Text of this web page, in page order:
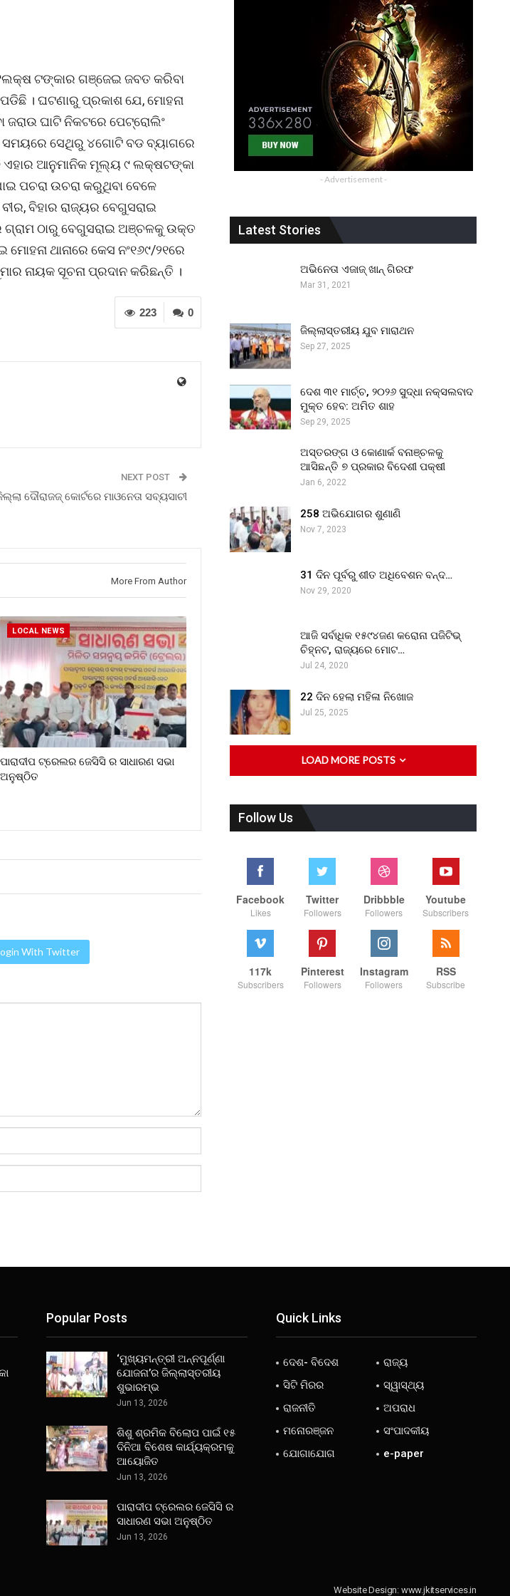
ଟଙ୍କାର ଗଞ୍ଜେଇ ଜବତ କରିବା
। ଘଟଣାରୁ ପ୍ରକାଶ ଯେ, ମୋହନା
ଜରାଉ ଘାଟି ନିକଟରେ ପେଟ୍ରୋଲିଂ
ସମୟରେ ସେଥିରୁ ୪ଗୋଟି ବଡ ବ୍ୟାଗରେ
ଏହାର ଆନୁମାନିକ ମୂଲ୍ୟ ୯ ଲକ୍ଷଟଙ୍କା
ପଚରା ଉଚରା କରୁଥିବା ବେଳେ
ବିହାର ରାଜ୍ୟର ବେଗୁସରାଇ
ଠାରୁ ବେଗୁସରାଇ ଅଞ୍ଚଳକୁ ଉକ୍ତ
ଥାନାରେ କେସ ନଂ୧୬୯/୨୧ରେ
ନାୟକ ସୂଚନା ପ୍ରଦାନ କରିଛନ୍ତି ।
0
223
NEXT POST
ଦୌରାଜଜ୍ କୋର୍ଟରେ ମାଓନେତା ସବ୍ୟସାଚୀ
More From Author
LOCAL NEWS
ପାରାଦୀପ ଟ୍ରେଲର ଜେସିସି ର ସାଧାରଣ ସଭା
ଅନୁଷ୍ଠିତ
With Twitter
- Advertisement -
Latest Stories
ଅଭିନେତା ଏଜାଜ୍ ଖାନ୍ ଗିରଫ
Mar 31, 2021
ଜିଲ୍ଲାସ୍ତରୀୟ ଯୁବ ମାରାଥନ
Sep 27, 2025
ଦେଶ ୩୧ ମାର୍ଚ୍ଚ, ୨୦୨୬ ସୁଦ୍ଧା ନକ୍ସଲବାଦ
ମୁକ୍ତ ହେବ: ଅମିତ ଶାହ
Sep 29, 2025
ଅସ୍ତରଙ୍ଗ ଓ କୋଣାର୍କ ବନାଞ୍ଚଳକୁ
ଆସିଛନ୍ତି ୭ ପ୍ରକାର ବିଦେଶୀ ପକ୍ଷୀ
Jan 6, 2022
258 ଅଭିଯୋଗର ଶୁଣାଣି
Nov 7, 2023
31 ଦିନ ପୂର୍ବରୁ ଶୀତ ଅଧିବେଶନ ବନ୍ଦ…
Nov 29, 2020
ଆଜି ସର୍ବାଧିକ ୧୫୯୪ଜଣ କରୋନା ପଜିଟିଭ୍
ଚିହ୍ନଟ, ରାଜ୍ୟରେ ମୋଟ…
Jul 24, 2020
22 ଦିନ ହେଲା ମହିଳା ନିଖୋଜ
Jul 25, 2025
LOAD MORE POSTS
Follow Us
Facebook
Likes
Twitter
Followers
Dribbble
Followers
Youtube
Subscribers
117k
Subscribers
Pinterest
Followers
Instagram
Followers
RSS
Subscribe
Popular Posts
‘ମୁଖ୍ୟମନ୍ତ୍ରୀ ଅନ୍ନପୂର୍ଣ୍ଣା
ଯୋଜନା’ର ଜିଲ୍ଲାସ୍ତରୀୟ
ଶୁଭାରମ୍ଭ
Jun 13, 2026
ଶିଶୁ ଶ୍ରମିକ ବିଲୋପ ପାଇଁ ୧୫
ଦିନିଆ ବିଶେଷ କାର୍ଯ୍ୟକ୍ରମକୁ
ଆୟୋଜିତ
Jun 13, 2026
ପାରାଦୀପ ଟ୍ରେଲର ଜେସିସି ର
ସାଧାରଣ ସଭା ଅନୁଷ୍ଠିତ
Jun 13, 2026
Quick Links
ଦେଶ- ବିଦେଶ
ରାଜ୍ୟ
ସିଟି ମିରର
ସ୍ୱାସ୍ଥ୍ୟ
ରାଜନୀତି
ଅପରାଧ
ମନୋରଞ୍ଜନ
ସଂପାଦକୀୟ
ଯୋଗାଯୋଗ
e-paper
Website Design: www.jkitservices.in